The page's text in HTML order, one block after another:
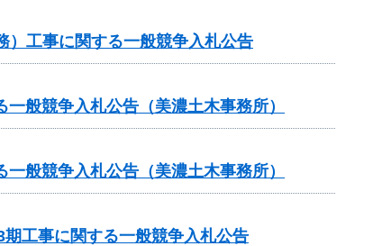
）工事に関する一般競争入札公告
般競争入札公告（美濃土木事務所）
般競争入札公告（美濃土木事務所）
工事に関する一般競争入札公告